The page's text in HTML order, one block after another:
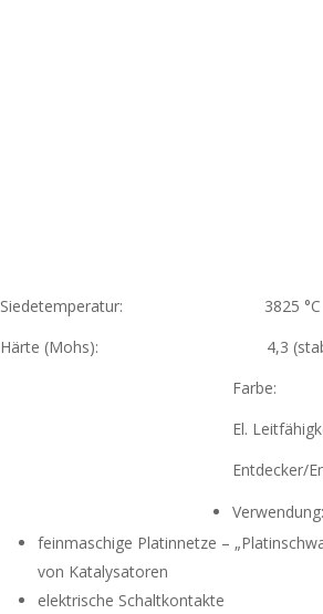
Siedetemperatur: 3825 °C
Härte (Mohs): 4,3 (stabiler
El.
feinmaschige Platinnetze –
von Katalysatoren
elektrische Schaltkontakte